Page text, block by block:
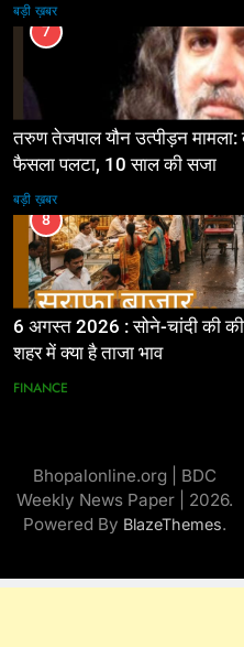
बड़ी ख़बर
7
तरुण तेजपाल यौन उत्पीड़न मामला:
फैसला पलटा, 10 साल की सजा
बड़ी ख़बर
8
6 अगस्त 2026 : सोने-चांदी की
शहर में क्या है ताजा भाव
FINANCE
Bhopalonline.org | BDC
Weekly News Paper | 2026.
Powered By BlazeThemes.